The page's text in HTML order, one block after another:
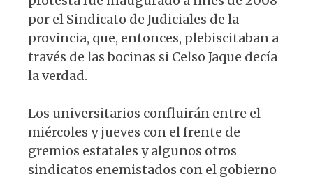
por el Sindicato de Judiciales de la
provincia, que, entonces, plebiscitaban a
través de las bocinas si Celso Jaque decía
la verdad.
Los universitarios confluirán entre el
miércoles y jueves con el frente de
gremios estatales y algunos otros
sindicatos enemistados con el gobierno